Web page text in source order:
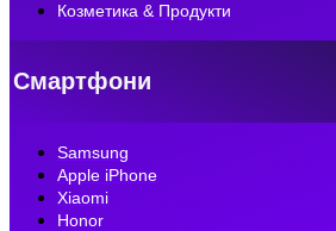
Козметика & Продукти
Смартфони
Samsung
Apple iPhone
Xiaomi
Honor